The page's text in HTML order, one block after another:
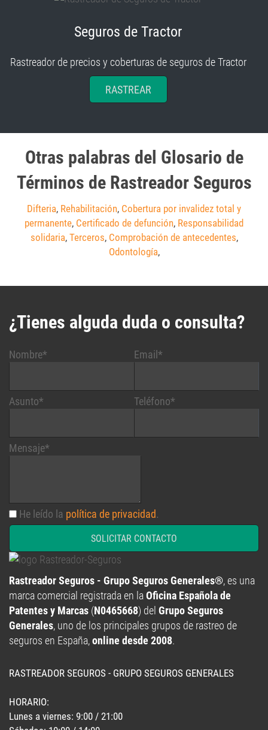
Seguros de Tractor
Rastreador de precios y coberturas de seguros de Tractor
RASTREAR
Otras palabras del Glosario de
Términos de Rastreador Seguros
Difteria, Rehabilitación, Cobertura por invalidez total y
permanente, Certificado de defunción, Responsabilidad
solidaria, Terceros, Comprobación de antecedentes,
Odontología,
¿Tienes alguda duda o consulta?
Nombre*
Asunto*
Email*
Teléfono*
Mensaje*
He leído la política de privacidad.
SOLICITAR CONTACTO
Rastreador Seguros - Grupo Seguros Generales®, es una
marca comercial registrada en laOficina Española de
Patentes y Marcas (N0465668) del Grupo Seguros
Generales, uno de los principales grupos de rastreo de
seguros en España,online desde 2008.
RASTREADOR SEGUROS - GRUPO SEGUROS GENERALES
HORARIO:
Lunes a viernes: 9:00 / 21:00